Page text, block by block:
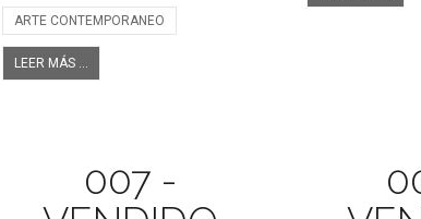
ARTE CONTEMPORANEO
LEER MÁS ...
007 -